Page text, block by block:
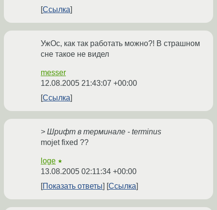
Ссылка
УжОс, как так работать можно?! В страшном
сне такое не видел
messer
12.08.2005 21:43:07 +00:00
Ссылка
> Шрифт в терминале - terminus
mojet fixed ??
loge ★
13.08.2005 02:11:34 +00:00
Показать ответы
Ссылка